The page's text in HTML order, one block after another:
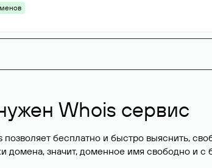
Whois сервис
позволяет бесплатно и быстро выяснить,
домена, значит, доменное имя свободно и